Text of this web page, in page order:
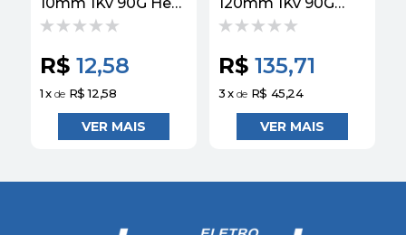
Preto Corfio
R$ 12,58
1x de R$ 12,58
Hepr Preto Corfio
R$ 135,71
3x de R$ 45,24